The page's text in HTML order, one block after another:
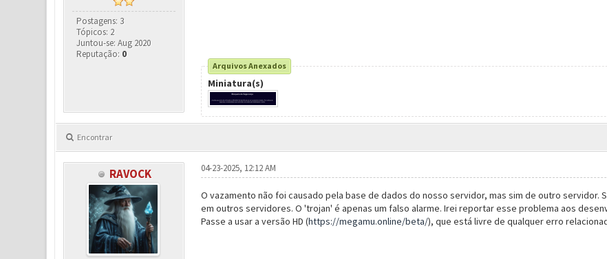
Postagens: 3
Tópicos: 2
Juntou-se: Aug 2020
Reputação: 0
Arquivos Anexados
Miniatura(s)
Encontrar
RAVOCK 04-23-2025, 12:12 AM
O vazamento não foi causado pela base de dados do nosso servidor, mas sim de outro
em outros servidores. O 'trojan' é apenas um falso alarme. Irei reportar esse problema aos
Passe a usar a versão HD (https://megamu.online/beta/), que está livre de qualquer erro